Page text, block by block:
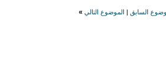
السابق الموضوع التالي »